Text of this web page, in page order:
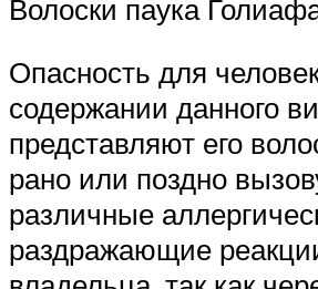
Волоски паука
Опасность для
содержании данного
представляют его
рано или поздно
различные
раздражающие